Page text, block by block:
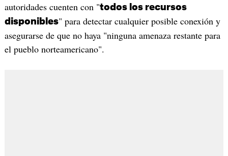
autoridades cuenten con "todos los recursos
disponibles" para detectar cualquier posible conexión y
asegurarse de que no haya "ninguna amenaza restante para
el pueblo norteamericano".